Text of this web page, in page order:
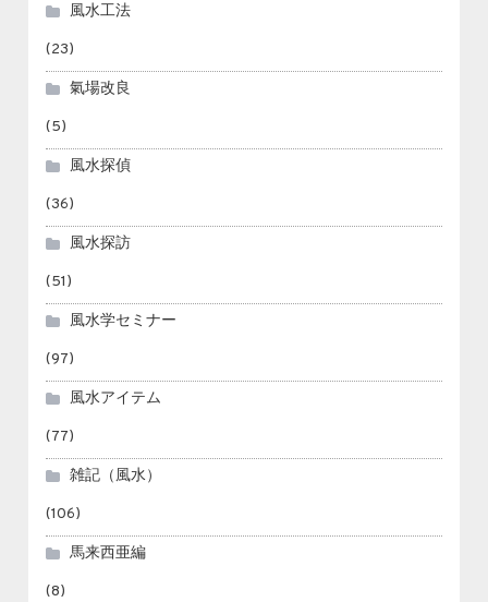
風水工法
(23)
氣場改良
(5)
風水探偵
(36)
風水探訪
(51)
風水学セミナー
(97)
風水アイテム
(77)
雑記（風水）
(106)
馬来西亜編
(8)